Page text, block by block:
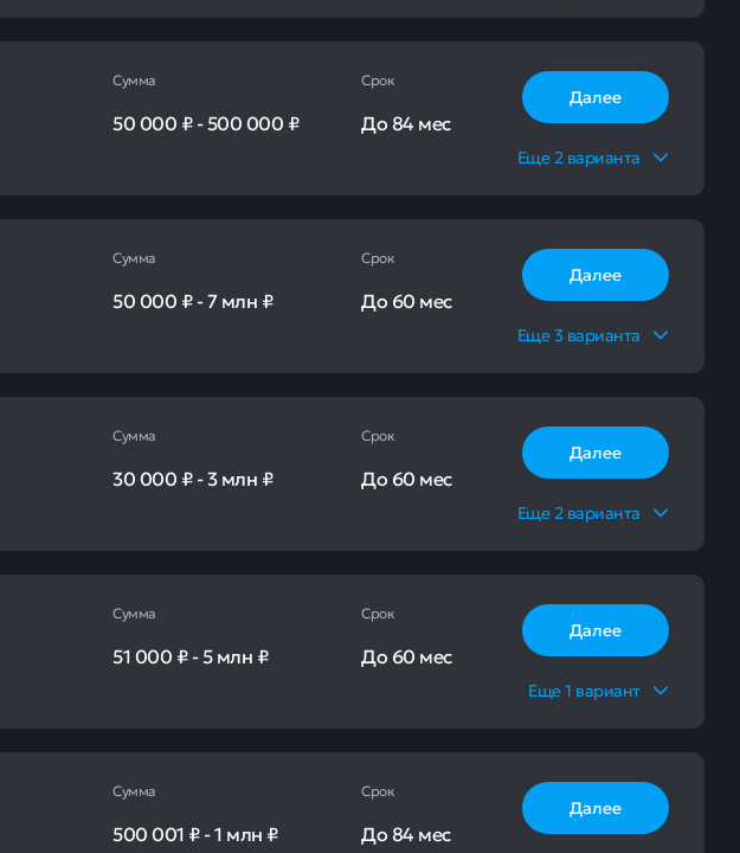
Сумма
50 000 ₽-500 000 ₽
Срок
До84 мес
Далее
Еще2 варианта
Сумма
50 000 ₽-7 млн ₽
Срок
До60 мес
Далее
Еще3 варианта
Сумма
30 000 ₽-3 млн ₽
Срок
До60 мес
Далее
Еще2 варианта
Сумма
51 000 ₽-5 млн ₽
Срок
До60 мес
Далее
Еще1 вариант
Сумма
500 001 ₽-1 млн ₽
Срок
До84 мес
Далее